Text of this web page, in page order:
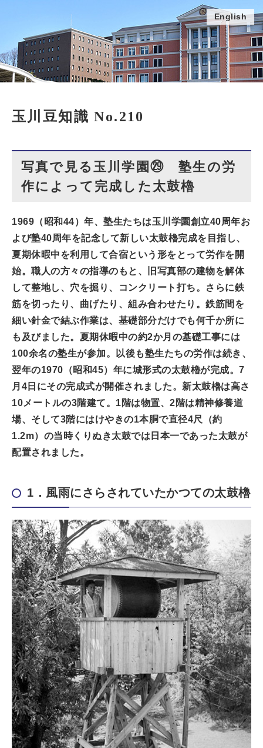
English
玉川豆知識 No.210
写真で見る玉川学園㉙ 塾生の労
作によって完成した太鼓櫓
1969（昭和44）年、塾生たちは玉川学園創立40周年お
よび塾40周年を記念して新しい太鼓櫓完成を目指し、
夏期休暇中を利用して合宿という形をとって労作を開
始。職人の方々の指導のもと、旧写真部の建物を解体
して整地し、穴を掘り、コンクリート打ち。さらに鉄
筋を切ったり、曲げたり、組み合わせたり。鉄筋間を
細い針金で結ぶ作業は、基礎部分だけでも何千か所に
も及びました。夏期休暇中の約2か月の基礎工事には
100余名の塾生が参加。以後も塾生たちの労作は続き、
翌年の1970（昭和45）年に城形式の太鼓櫓が完成。7
月4日にその完成式が開催されました。新太鼓櫓は高さ
10メートルの3階建て。1階は物置、2階は精神修養道
場、そして3階にはけやきの1本胴で直径4尺（約
1.2m）の当時くりぬき太鼓では日本一であった太鼓が
配置されました。
1．風雨にさらされていたかつての太鼓櫓